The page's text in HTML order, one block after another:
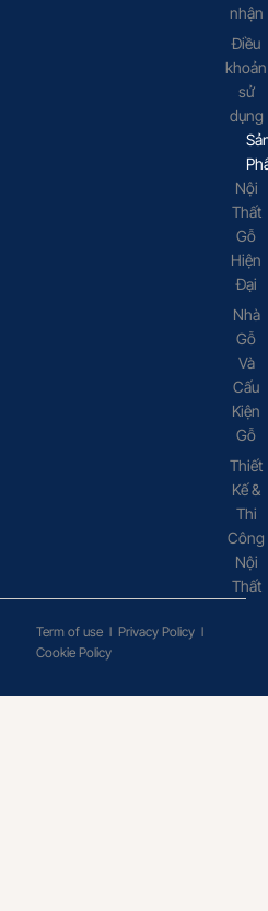
nhận
Điều
khoản
sử
dụng
Nội
Thất
Gỗ
Hiện
Đại
Nhà
Gỗ
Và
Cấu
Kiện
Gỗ
Thiết
Kế &
Thi
Công
Nội
Thất
Term of use l Privacy Policy l
Cookie Policy